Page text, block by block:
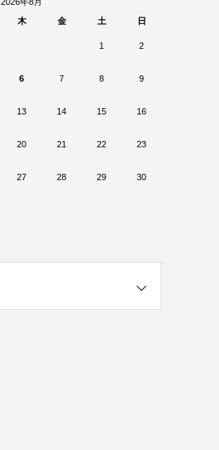
木 金 土 日
1 2
6 7 8 9
13 14 15 16
20 21 22 23
27 28 29 30